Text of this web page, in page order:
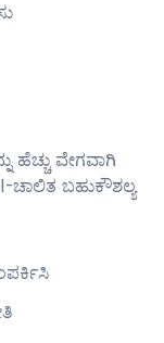
ಹೆಚ್ಚು ವೇಗವಾಗಿ
ಚಾಲಿತ ಬಹುಕೌಶಲ್ಯ